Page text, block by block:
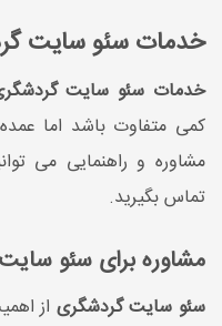
خدمات سئو سایت
خدمات سئو سایت
کمی متفاوت باشد اما
مشاوره و راهنمایی می
تماس بگیرید.
مشاوره برای سئو
سئو سایت گردشگری از